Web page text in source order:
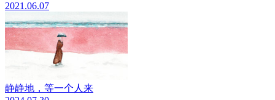
2021.06.07
静静地，等一个人来